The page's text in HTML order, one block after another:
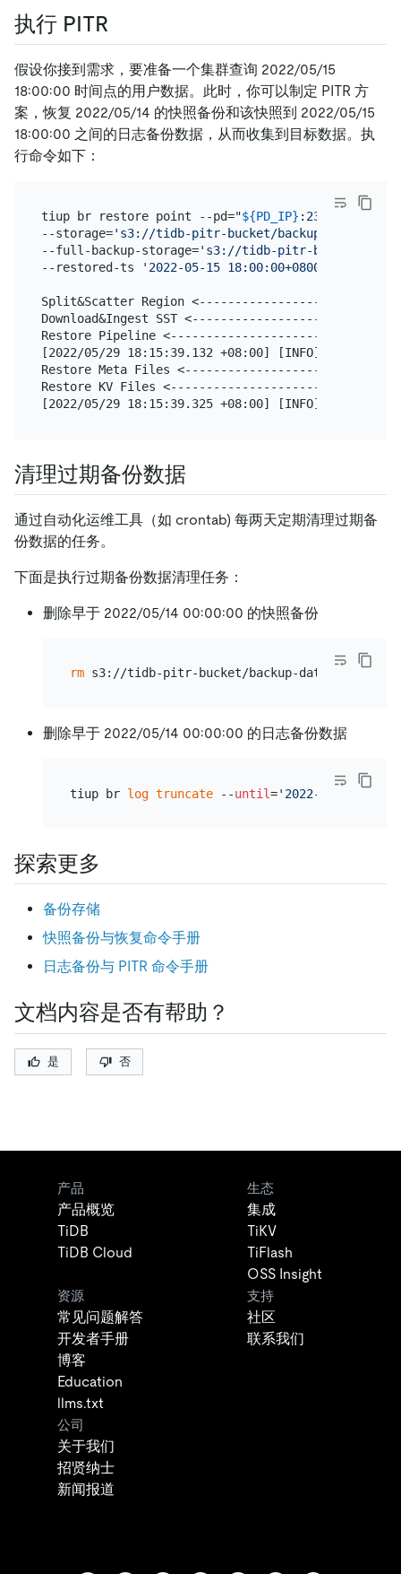
执行 PITR
假设你接到需求，要准备一个集群查询 2022/05/15
18:00:00 时间点的用户数据。此时，你可以制定 PITR 方
案，恢复 2022/05/14 的快照备份和该快照到 2022/05/15
18:00:00 之间的日志备份数据，从而收集到目标数据。执
行命令如下：
tiup br restore point --pd="${PD_IP} :2379"
--storage='s3://tidb-pitr-bucket/backup-data/log-
--full-backup-storage='s3://tidb-pitr-bucket/backup-
--restored-ts
'2022-05-15 18:00:00+0800'
Split&Scatter Region
Download&Ingest SST
Restore Pipeline
[2022/05/29 18:15:39.132 +08:00] [INFO]
Restore Meta Files
Restore KV Files
[2022/05/29 18:15:39.325 +08:00] [INFO]
清理过期备份数据
通过自动化运维工具（如 crontab) 每两天定期清理过期备
份数据的任务。
下面是执行过期备份数据清理任务：
删除早于 2022/05/14 00:00:00 的快照备份
rm
删除早于 2022/05/14 00:00:00 的日志备份数据
tiup br log truncate --until='2022-05-14
探索更多
备份存储
快照备份与恢复命令手册
日志备份与 PITR 命令手册
文档内容是否有帮助？
是 否
产品
产品概览
TiDB
TiDB Cloud
生态
集成
TiKV
TiFlash
OSS Insight
资源
常见问题解答
开发者手册
博客
Education
llms.txt
支持
社区
联系我们
公司
关于我们
招贤纳士
新闻报道